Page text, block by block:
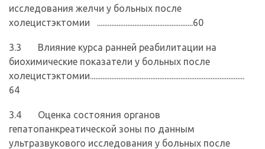
исследования желчи у больных после
холецистэктомии ......................................................60
3.3 Влияние курса ранней реабилитации на
биохимические показатели у больных после
холецистэктомии.......................................................................................
64
3.4 Оценка состояния органов
гепатопанкреатической зоны по данным
ультразвукового исследования у больных после